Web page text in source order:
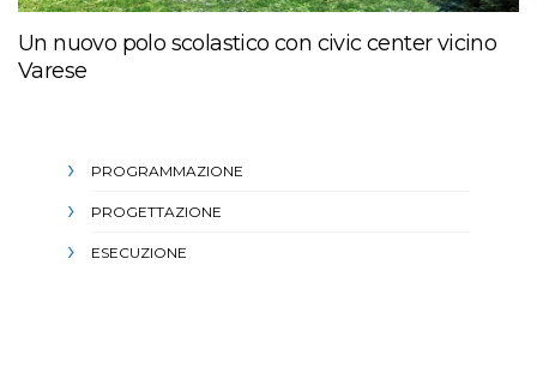
Un nuovo polo scolastico con civic center vicino
Varese
PROGRAMMAZIONE
PROGETTAZIONE
ESECUZIONE